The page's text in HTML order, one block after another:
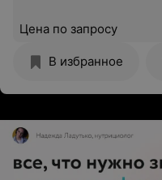
Цена по запросу
В избранное